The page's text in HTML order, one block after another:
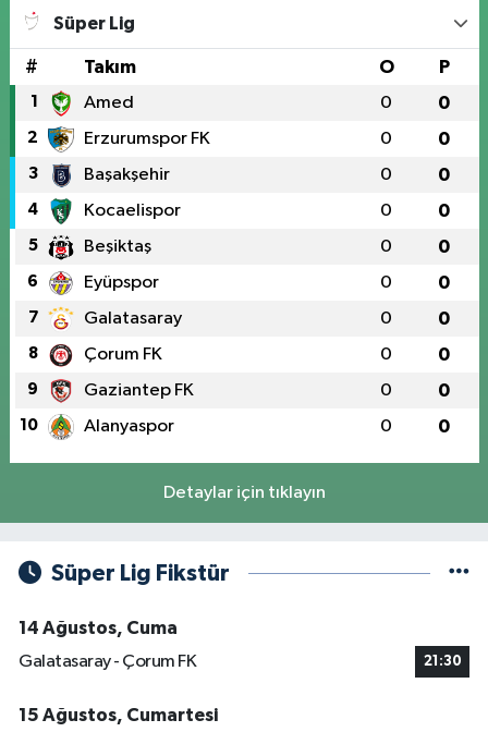
Süper Lig
# Takım O P
1 Amed 0 0
2 Erzurumspor FK 0 0
3 Başakşehir 0 0
4 Kocaelispor 0 0
5 Beşiktaş 0 0
6 Eyüpspor 0 0
7 Galatasaray 0 0
8 Çorum FK 0 0
9 Gaziantep FK 0 0
10 Alanyaspor 0 0
Detaylar için tıklayın
Süper Lig Fikstür
14 Ağustos, Cuma
Galatasaray - Çorum FK
21:30
15 Ağustos, Cumartesi